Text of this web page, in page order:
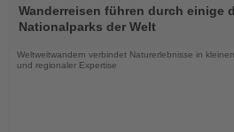
Sie
die
Nachrichten
Wanderreisen führen durch einige
Nationalparks der Welt
Weltweitwandern verbindet Naturerlebnisse in
und regionaler Expertise